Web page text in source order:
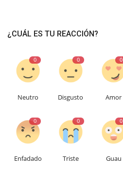
¿CUÁL ES TU REACCIÓN?
0
Neutro
0
Disgusto
0
Amor
0
Enfadado
0
Triste
0
Guau